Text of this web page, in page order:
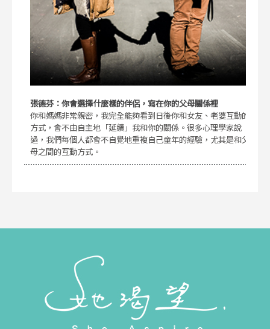
張德芬：你會選擇什麼樣的伴侶，寫在你的父母關係裡
你和媽媽非常親密，我完全能夠看到日後你和女友、老婆互動的
方式，會不由自主地「延續」我和你的關係。很多心理學家說
過，我們每個人都會不自覺地重複自己童年的經驗，尤其是和父
母之間的互動方式。